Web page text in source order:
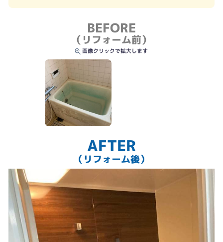
BEFORE
（リフォーム前）
画像クリックで拡大します
AFTER
（リフォーム後）